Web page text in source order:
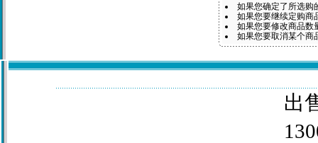
如果您确定了所选购
如果您要继续定购商
如果您要修改商品数
如果您要取消某个商
出